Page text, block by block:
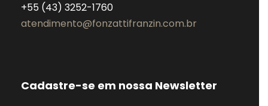
+55 (43) 3252-1760
atendimento@fonzattifranzin.com.br
Cadastre-se em nossa Newsletter